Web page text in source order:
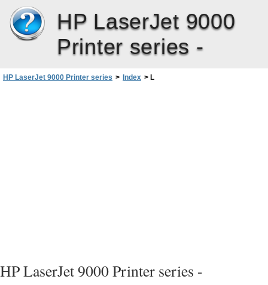
HP LaserJet 9000
Printer series -
HP LaserJet 9000 Printer series > Index > L
HP LaserJet 9000 Printer series -